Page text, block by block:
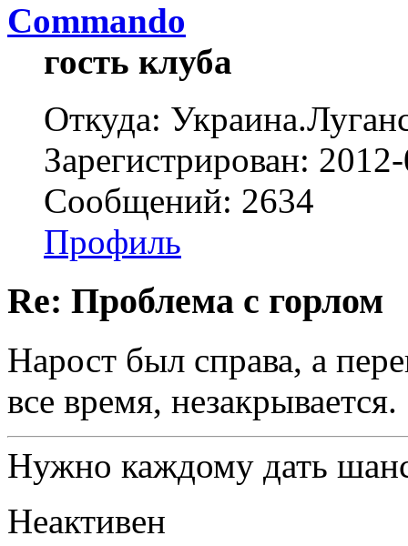
Commando
гость клуба
Откуда:
Зарегистрирован:
Сообщений: 2634
Профиль
Re: Проблема с горлом
Нарост был справа, а
все время, незакрывается.
Нужно каждому дать
Неактивен